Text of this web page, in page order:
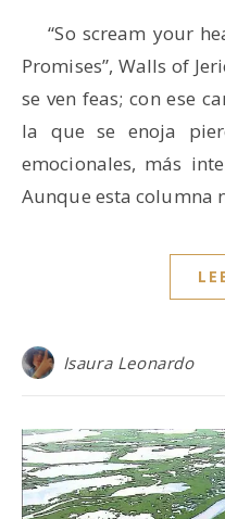
“So scream your heart out” —“A Trigger full of
Promises”, Walls of
se ven feas; con ese
la que se enoja
emocionales, más
Aunque esta columna
Isaura Leonardo